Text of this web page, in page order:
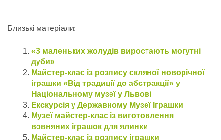
Близькі матеріали:
«З маленьких жолудів виростають могутні
дуби»
Майстер-клас із розпису скляної новорічної
іграшки «Від традиції до абстракції» у
Національному музеї у Львові
Екскурсія у Державному Музеї Іграшки
Музеї майстер-клас із виготовлення
вовняних іграшок для ялинки
Майстер-клас із розпису іграшки